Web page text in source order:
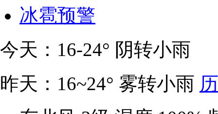
冰雹预警
今天：16-24° 阴转小雨
昨天：16~24° 雾转小雨